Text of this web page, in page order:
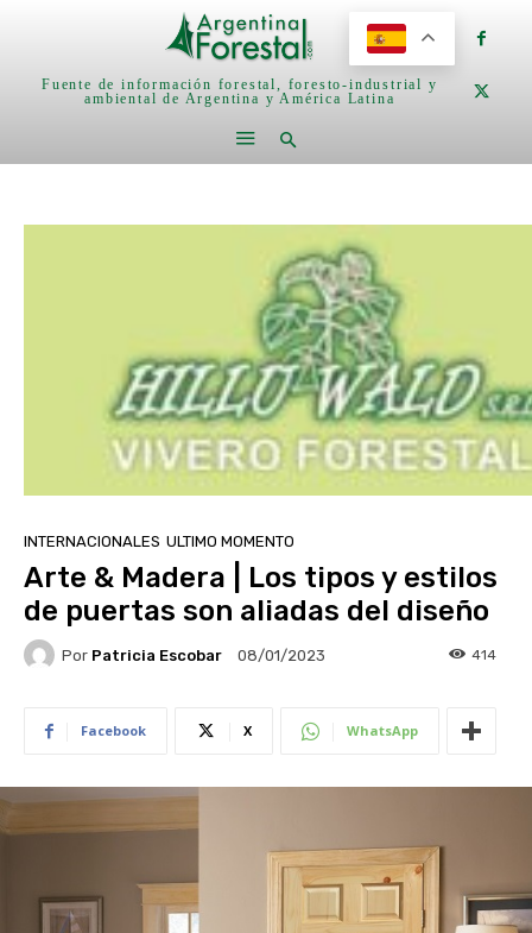
Fuente de información forestal, foresto-industrial y
ambiental de Argentina y América Latina
INTERNACIONALES ULTIMO MOMENTO
Arte & Madera | Los tipos y estilos
de puertas son aliadas del diseño
Por Patricia Escobar 08/01/2023 414
Facebook X WhatsApp